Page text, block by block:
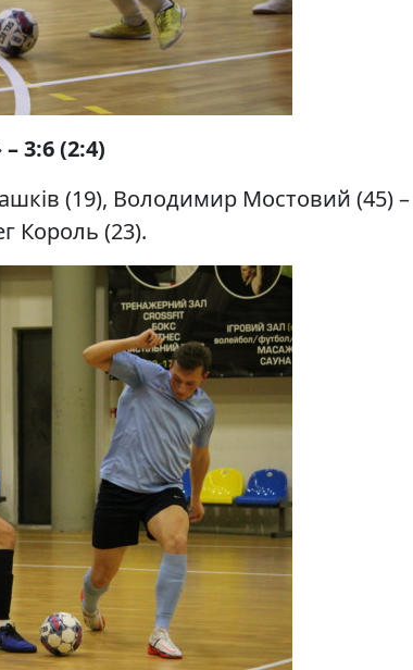
3:6 (2:4)
(19), Володимир Мостовий (45) –
Король (23).